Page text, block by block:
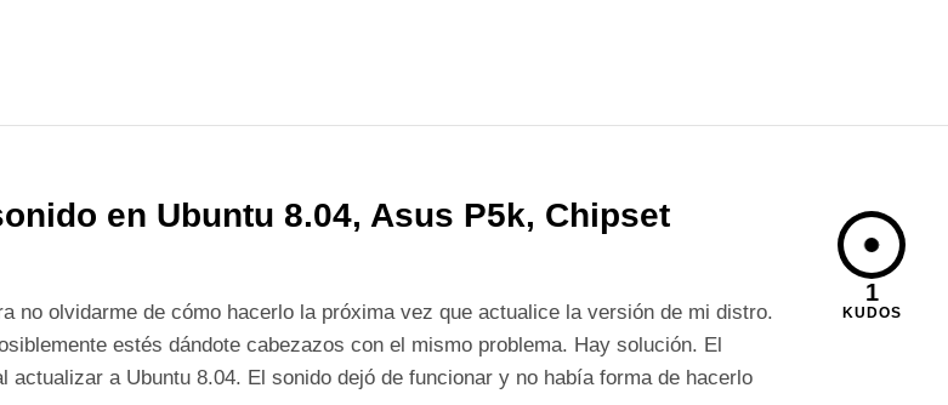
en Ubuntu 8.04, Asus P5k, Chipset
no olvidarme de cómo hacerlo la próxima vez que actualice la versión de mi distro.
estés dándote cabezazos con el mismo problema. Hay solución. El
actualizar a Ubuntu 8.04. El sonido dejó de funcionar y no había forma de hacerlo
1
KUDOS